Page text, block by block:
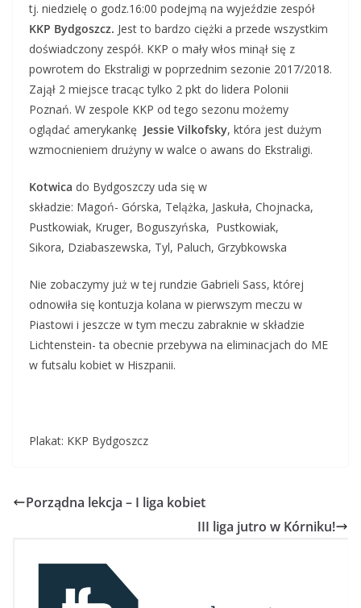
tj. niedzielę o godz.16:00 podejmą na wyjeździe zespół
KKP Bydgoszcz. Jest to bardzo ciężki a przede wszystkim
doświadczony zespół. KKP o mały włos minął się z
powrotem do Ekstraligi w poprzednim sezonie 2017/2018.
Zajął 2 miejsce tracąc tylko 2 pkt do lidera Polonii
Poznań. W zespole KKP od tego sezonu możemy
oglądać amerykankę Jessie Vilkofsky, która jest dużym
wzmocnieniem drużyny w walce o awans do Ekstraligi.
Kotwica do Bydgoszczy uda się w
składzie: Magoń- Górska, Telążka, Jaskuła, Chojnacka,
Pustkowiak, Kruger, Boguszyńska, Pustkowiak,
Sikora, Dziabaszewska, Tyl, Paluch, Grzybkowska
Nie zobaczymy już w tej rundzie Gabrieli Sass, której
odnowiła się kontuzja kolana w pierwszym meczu w
Piastowi i jeszcze w tym meczu zabraknie w składzie
Lichtenstein- ta obecnie przebywa na eliminacjach do ME
w futsalu kobiet w Hiszpanii.
Plakat: KKP Bydgoszcz
Porządna lekcja – I liga kobiet
III liga jutro w Kórniku!